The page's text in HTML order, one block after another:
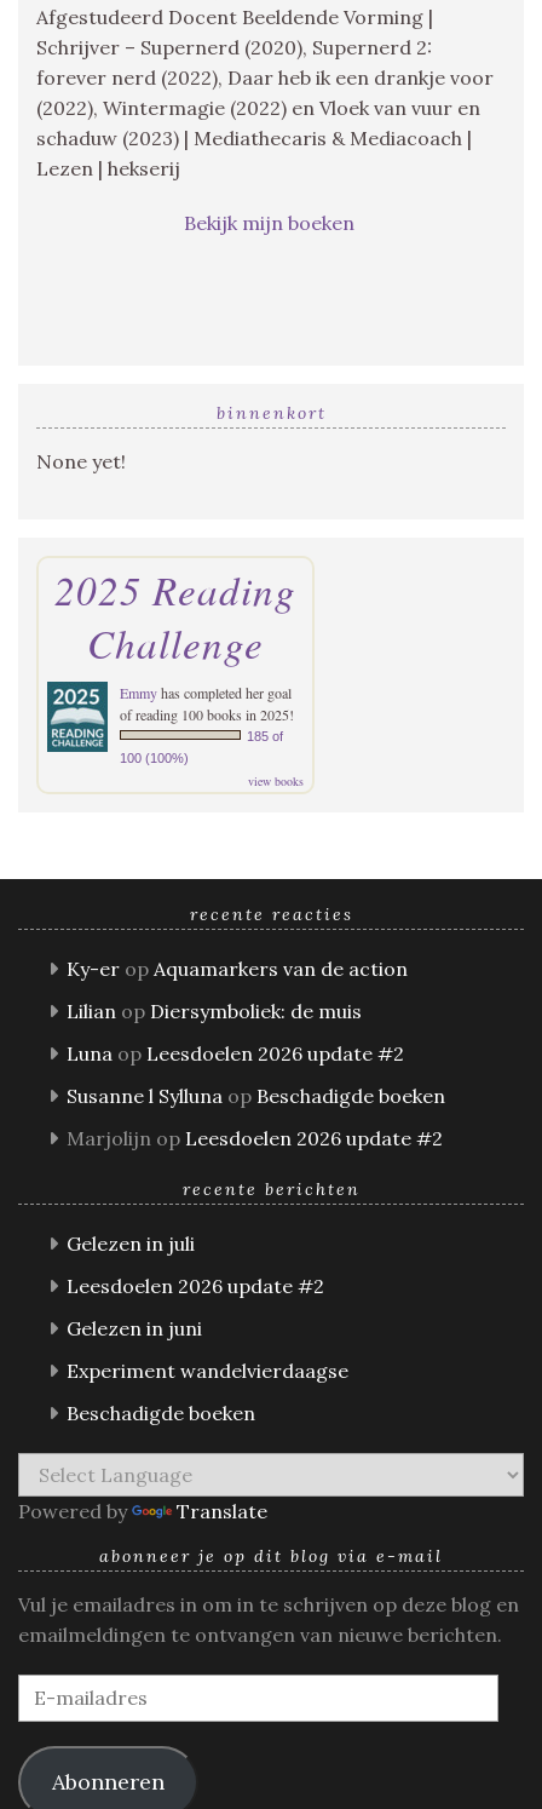
Afgestudeerd Docent Beeldende Vorming |
Schrijver – Supernerd (2020), Supernerd 2:
forever nerd (2022), Daar heb ik een drankje voor
(2022), Wintermagie (2022) en Vloek van vuur en
schaduw (2023) | Mediathecaris & Mediacoach |
Lezen | hekserij
Bekijk mijn boeken
binnenkort
None yet!
2025 Reading
Challenge
Emmyhas completed her goal
of reading 100 books in 2025!
185 of
100 (100%)
view books
recente reacties
Ky-er op Aquamarkers van de action
Lilian op Diersymboliek: de muis
Luna op Leesdoelen 2026 update #2
Susanne l Sylluna op Beschadigde boeken
Marjolijn op Leesdoelen 2026 update #2
recente berichten
Gelezen in juli
Leesdoelen 2026 update #2
Gelezen in juni
Experiment wandelvierdaagse
Beschadigde boeken
Powered by Translate
abonneer je op dit blog via e-mail
Vul je emailadres in om in te schrijven op deze blog en
emailmeldingen te ontvangen van nieuwe berichten.
E-
mailadres
Abonneren